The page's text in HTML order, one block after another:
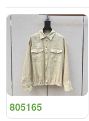
805165